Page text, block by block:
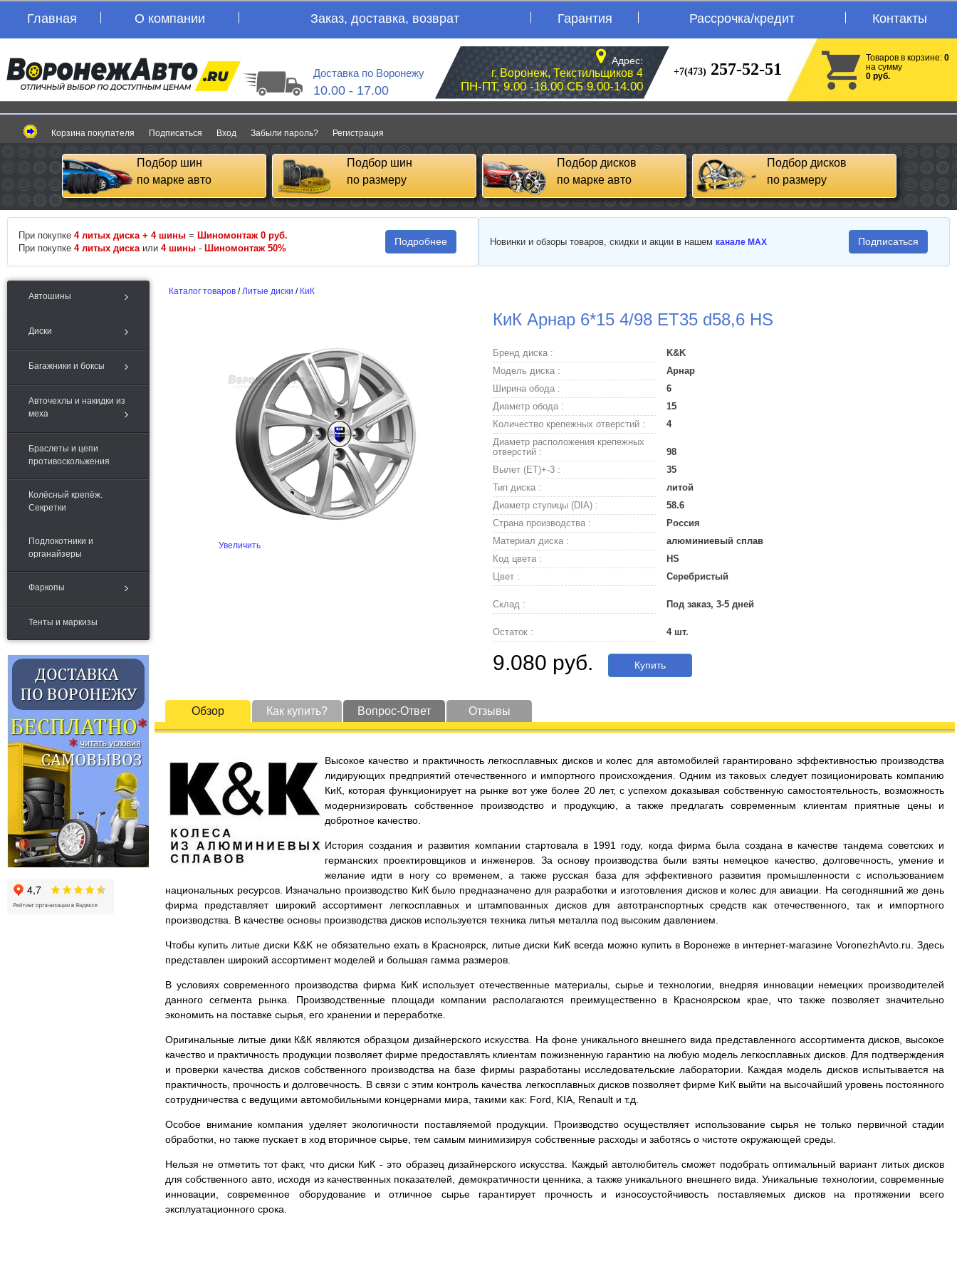
Главная О компании Заказ, доставка, возврат Гарантия Рассрочка/кредит Контакты
Доставка по Воронежу
10.00 - 17.00
Адрес:
г. Воронеж, Текстильщиков 4
ПН-ПТ, 9.00 -18.00 СБ 9.00-14.00
+7(473) 257-52-51
Товаров в корзине: 0
на сумму
0 руб.
Корзина покупателя Подписаться Вход Забыли пароль? Регистрация
Подбор шин
по марке авто
Подбор шин
по размеру
Подбор дисков
по марке авто
Подбор дисков
по размеру
При покупке 4 литых диска + 4 шины = Шиномонтаж 0 руб.
При покупке 4 литых диска или 4 шины - Шиномонтаж 50%
Подробнее Новинки и обзоры товаров, скидки и акции в нашем канале MAX Подписаться
Автошины
Диски
Багажники и боксы
Авточехлы и накидки из
меха
Браслеты и цепи
противоскольжения
Колёсный крепёж.
Секретки
Подлокотники и
органайзеры
Фаркопы
Тенты и маркизы
Каталог товаров /Литые диски / КиК
КиК Арнар 6*15 4/98 ET35 d58,6 HS
Увеличить
Бренд диска :
K&K
Модель диска :
Арнар
Ширина обода :
6
Диаметр обода :
15
Количество крепежных отверстий :
4
Диаметр расположения крепежных
отверстий :
98
Вылет (ET)+-3 :
35
Тип диска :
литой
Диаметр ступицы (DIA) :
58.6
Страна производства :
Россия
Материал диска :
алюминиевый сплав
Код цвета :
HS
Цвет :
Серебристый
Склад : Под заказ, 3-5 дней
Остаток : 4 шт.
9.080 руб. Купить
Обзор Как купить? Вопрос-Ответ Отзывы
Высокое качество и практичность легкосплавных дисков и колес для автомобилей гарантировано эффективностью производства
лидирующих предприятий отечественного и импортного происхождения. Одним из таковых следует позиционировать компанию
КиК, которая функционирует на рынке вот уже более 20 лет, с успехом доказывая собственную самостоятельность, возможность
модернизировать собственное производство и продукцию, а также предлагать современным клиентам приятные цены и
добротное качество.
История создания и развития компании стартовала в 1991 году, когда фирма была создана в качестве тандема советских и
германских проектировщиков и инженеров. За основу производства были взяты немецкое качество, долговечность, умение и
желание идти в ногу со временем, а также русская база для эффективного развития промышленности с использованием
национальных ресурсов. Изначально производство КиК было предназначено для разработки и изготовления дисков и колес для авиации. На сегодняшний же день
фирма представляет широкий ассортимент легкосплавных и штампованных дисков для автотранспортных средств как отечественного, так и импортного
производства. В качестве основы производства дисков используется техника литья металла под высоким давлением.
Чтобы купить литые диски K&K не обязательно ехать в Красноярск, литые диски КиК всегда можно купить в Воронеже в интернет-магазине VoronezhAvto.ru. Здесь
представлен широкий ассортимент моделей и большая гамма размеров.
В условиях современного производства фирма КиК использует отечественные материалы, сырье и технологии, внедряя инновации немецких производителей
данного сегмента рынка. Производственные площади компании располагаются преимущественно в Красноярском крае, что также позволяет значительно
экономить на поставке сырья, его хранении и переработке.
Оригинальные литые дики К&К являются образцом дизайнерского искусства. На фоне уникального внешнего вида представленного ассортимента дисков, высокое
качество и практичность продукции позволяет фирме предоставлять клиентам пожизненную гарантию на любую модель легкосплавных дисков. Для подтверждения
и проверки качества дисков собственного производства на базе фирмы разработаны исследовательские лаборатории. Каждая модель дисков испытывается на
практичность, прочность и долговечность. В связи с этим контроль качества легкосплавных дисков позволяет фирме КиК выйти на высочайший уровень постоянного
сотрудничества с ведущими автомобильными концернами мира, такими как: Ford, KIA, Renault и т.д.
Особое внимание компания уделяет экологичности поставляемой продукции. Производство осуществляет использование сырья не только первичной стадии
обработки, но также пускает в ход вторичное сырье, тем самым минимизируя собственные расходы и заботясь о чистоте окружающей среды.
Нельзя не отметить тот факт, что диски КиК - это образец дизайнерского искусства. Каждый автолюбитель сможет подобрать оптимальный вариант литых дисков
для собственного авто, исходя из качественных показателей, демократичности ценника, а также уникального внешнего вида. Уникальные технологии, современные
инновации, современное оборудование и отличное сырье гарантирует прочность и износоустойчивость поставляемых дисков на протяжении всего
эксплуатационного срока.